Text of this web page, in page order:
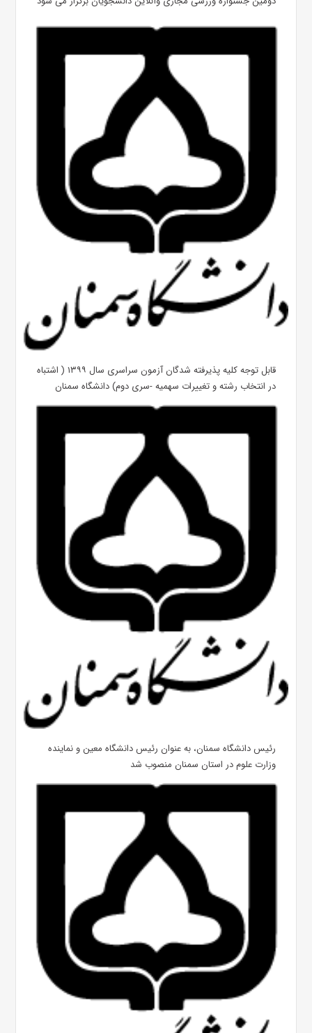
قابل توجه کلیه پذیرفته شدگان آزمون سراسری سال ۱۳۹۹ ( اشتباه
در انتخاب رشته و تغییرات سهمیه -سری دوم) دانشگاه سمنان
رئیس دانشگاه سمنان، به عنوان رئیس دانشگاه معین و نماینده
وزارت علوم در استان سمنان منصوب شد